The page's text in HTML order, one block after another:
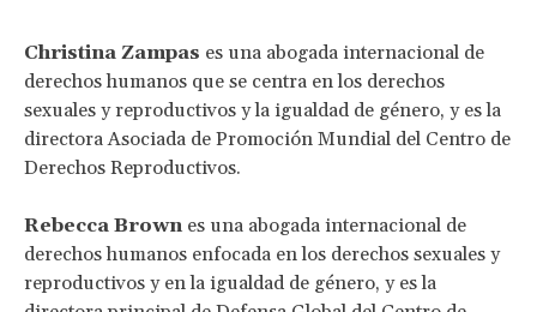
Christina Zampas es una abogada internacional de
derechos humanos que se centra en los derechos
sexuales y reproductivos y la igualdad de género, y es la
directora Asociada de Promoción Mundial del Centro de
Derechos Reproductivos.
Rebecca Brown es una abogada internacional de
derechos humanos enfocada en los derechos sexuales y
reproductivos y en la igualdad de género, y es la